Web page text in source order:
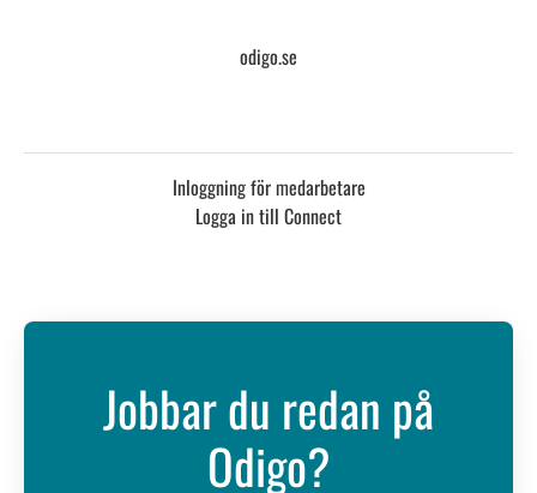
odigo.se
Inloggning för medarbetare
Logga in till Connect
Jobbar du redan på
Odigo?